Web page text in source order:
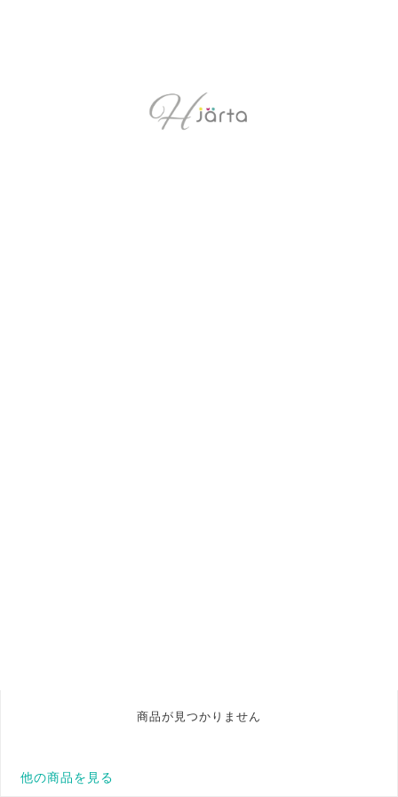
商品が見つかりません
他の商品を見る